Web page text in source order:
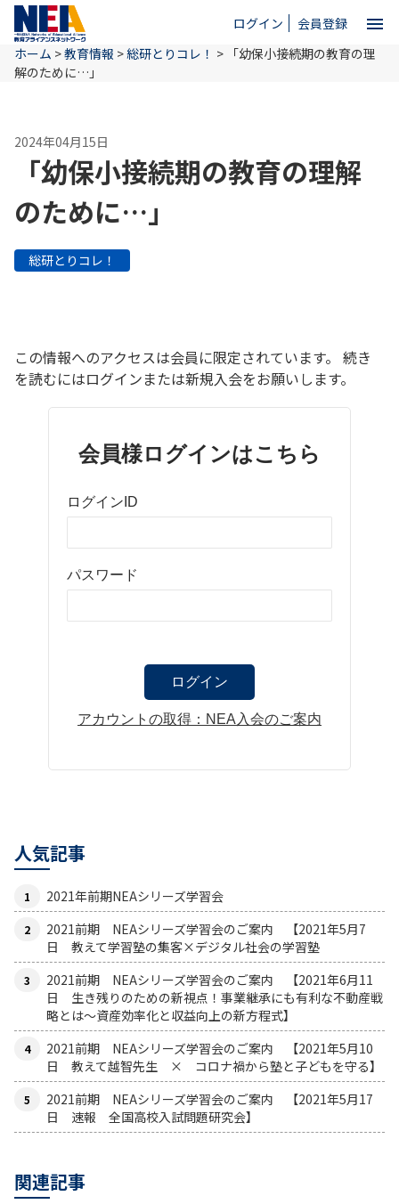
ログイン 会員登録 menu
ホーム
NEAとは
教育情報
ホーム >教育情報 >総研とりコレ！ > 「幼保小接続期の教育の理
解のために…」
2024年04月15日
「幼保小接続期の教育の理解
のために…」
総研とりコレ！
この情報へのアクセスは会員に限定されています。 続き
を読むにはログインまたは新規入会をお願いします。
会員様ログインはこちら
ログインID
パスワード
アカウントの取得：NEA入会のご案内
人気記事
2021年前期NEAシリーズ学習会
2021前期 NEAシリーズ学習会のご案内 【2021年5月7
日 教えて学習塾の集客×デジタル社会の学習塾
2021前期 NEAシリーズ学習会のご案内 【2021年6月11
日 生き残りのための新視点！事業継承にも有利な不動産戦
略とは〜資産効率化と収益向上の新方程式】
2021前期 NEAシリーズ学習会のご案内 【2021年5月10
日 教えて越智先生 × コロナ禍から塾と子どもを守る】
2021前期 NEAシリーズ学習会のご案内 【2021年5月17
日 速報 全国高校入試問題研究会】
関連記事